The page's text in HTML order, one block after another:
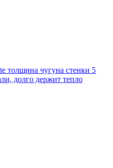
толщина чугуна стенки 5
долго держит тепло